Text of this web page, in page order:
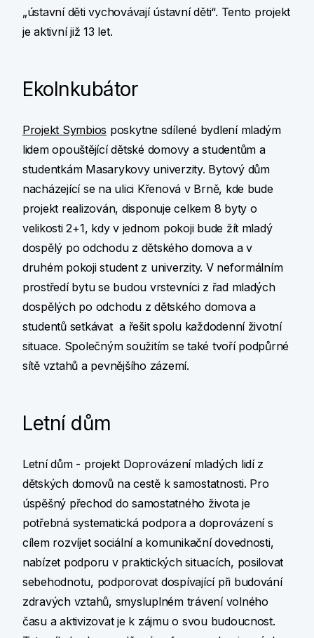
„ústavní děti vychovávají ústavní děti“. Tento projekt
je aktivní již 13 let.
EkoInkubátor
Projekt Symbios poskytne sdílené bydlení mladým
lidem opouštějící dětské domovy a studentům a
studentkám Masarykovy univerzity. Bytový dům
nacházející se na ulici Křenová v Brně, kde bude
projekt realizován, disponuje celkem 8 byty o
velikosti 2+1, kdy v jednom pokoji bude žít mladý
dospělý po odchodu z dětského domova a v
druhém pokoji student z univerzity. V neformálním
prostředí bytu se budou vrstevníci z řad mladých
dospělých po odchodu z dětského domova a
studentů setkávat a řešit spolu každodenní životní
situace. Společným soužitím se také tvoří podpůrné
sítě vztahů a pevnějšího zázemí.
Letní dům
Letní dům - projekt Doprovázení mladých lidí z
dětských domovů na cestě k samostatnosti. Pro
úspěšný přechod do samostatného života je
potřebná systematická podpora a doprovázení s
cílem rozvíjet sociální a komunikační dovednosti,
nabízet podporu v praktických situacích, posilovat
sebehodnotu, podporovat dospívající při budování
zdravých vztahů, smysluplném trávení volného
času a aktivizovat je k zájmu o svou budoucnost.